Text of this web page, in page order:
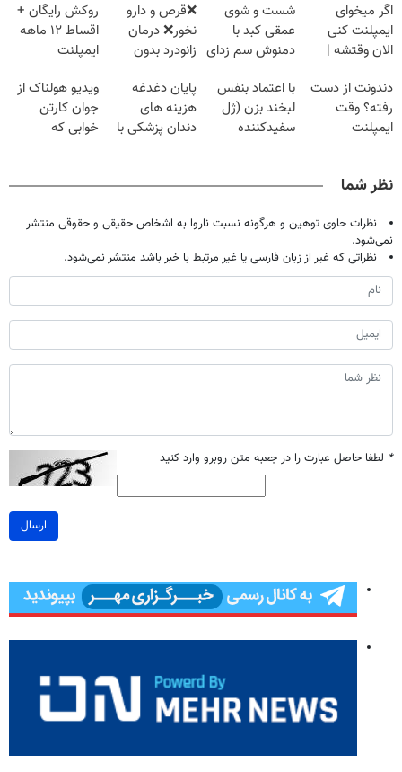
اگر میخوای
ایمپلنت کنی
الان وقتشه |
میلیون تومان!!!
شست و شوی
عمقی کبد با
دمنوش سم زدای
❌قرص‌ و دارو
نخور❌ درمان
زانودرد بدون
روکش رایگان +
اقساط ۱۲ ماهه
ایمپلنت
دندونت از دست
رفته؟ وقت
ایمپلنت
با اعتماد بنفس
لبخند بزن (ژل
سفیدکننده
پایان دغدغه
هزینه های
دندان پزشکی با
ویدیو هولناک از
جوان کارتن
خوابی که
نظر شما
نظرات حاوی توهین و هرگونه نسبت ناروا به اشخاص حقیقی و حقوقی منتشر
نمی‌شود.
نظراتی که غیر از زبان فارسی یا غیر مرتبط با خبر باشد منتشر نمی‌شود.
* لطفا حاصل عبارت را در جعبه متن روبرو وارد کنید
ارسال